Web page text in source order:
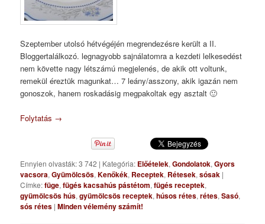
Szeptember utolsó hétvégéjén megrendezésre került a II.
Bloggertalálkozó. legnagyobb sajnálatomra a kezdeti lelkesedést
nem követte nagy létszámú megjelenés, de akik ott voltunk,
remekül éreztük magunkat… 7 leány/asszony, akik igazán nem
gonoszok, hanem roskadásig megpakoltak egy asztalt 🙂
Folytatás →
Ennyien olvasták: 3 742 | Kategória: Előételek,Gondolatok,Gyors
vacsora,Gyümölcsös,Kenőkék, Receptek, Rétesek,sósak |
Címke:füge,fügés kacsahús pástétom,fügés receptek,
gyümölcsös hús,gyümölcsös receptek,húsos rétes,rétes,Sasó,
sós rétes |Minden vélemény számít!